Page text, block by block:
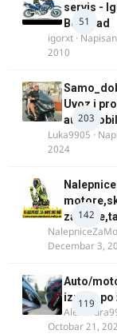
51
servis -
Beograd
igorxt ·
2010
203
Uvoz i
Luka9905 ·
2024
142
za
Decembar 3,
119
Auto/
izrada po
Octobar 21,